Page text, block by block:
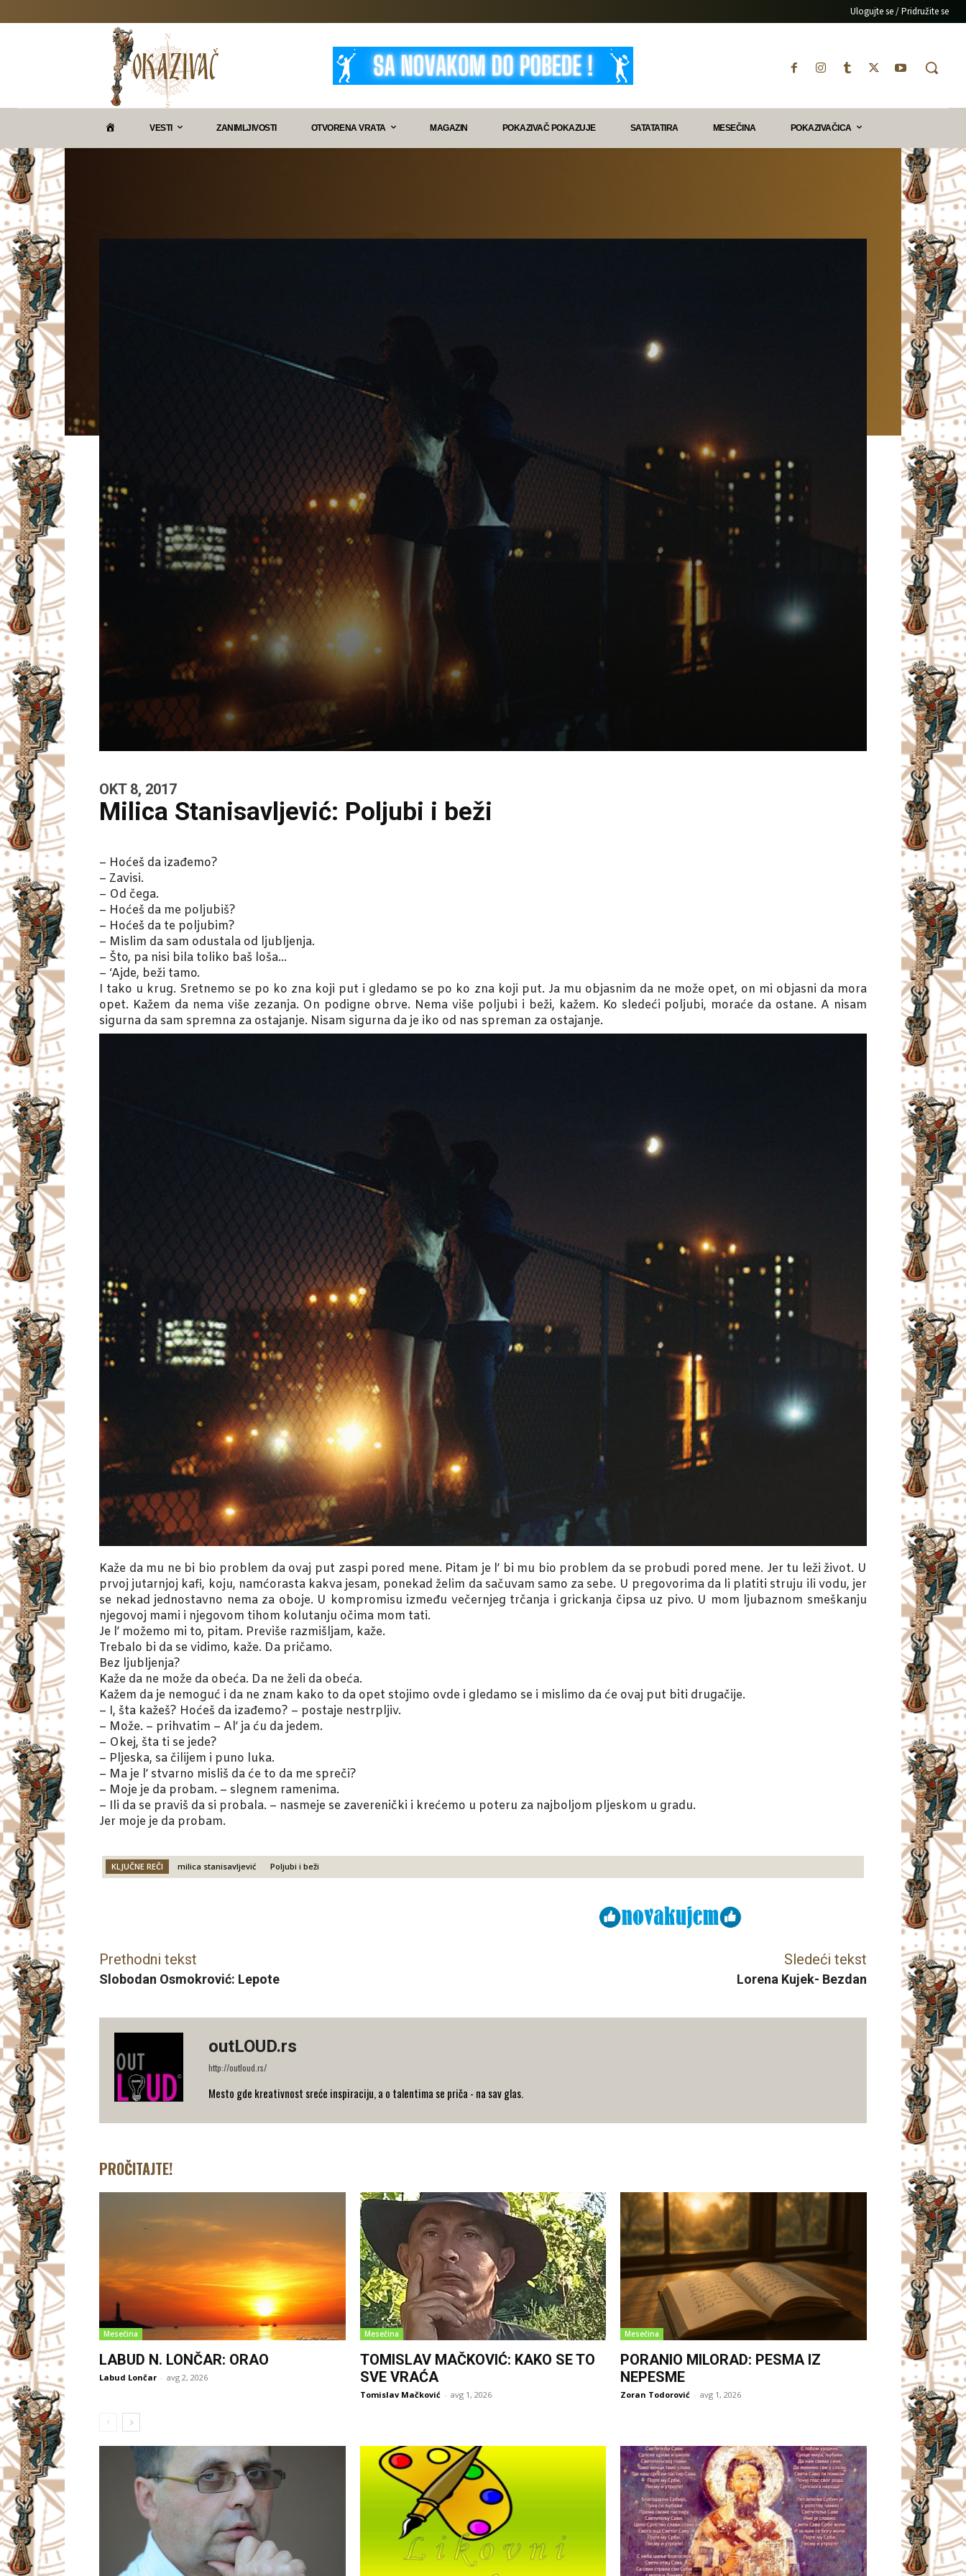
Ulogujte se / Pridružite se
VESTI ZANIMLJIVOSTI OTVORENA VRATA MAGAZIN POKAZIVAČ POKAZUJE SATATATIRA MESEČINA POKAZIVAČICA
OKT 8, 2017
Milica Stanisavljević: Poljubi i beži
– Hoćeš da izađemo?
– Zavisi.
– Od čega.
– Hoćeš da me poljubiš?
– Hoćeš da te poljubim?
– Mislim da sam odustala od ljubljenja.
– Što, pa nisi bila toliko baš loša…
– ‘Ajde, beži tamo.
I tako u krug. Sretnemo se po ko zna koji put i gledamo se po ko zna koji put. Ja mu objasnim da ne može opet, on mi objasni da mora
opet. Kažem da nema više zezanja. On podigne obrve. Nema više poljubi i beži, kažem. Ko sledeći poljubi, moraće da ostane. A nisam
sigurna da sam spremna za ostajanje. Nisam sigurna da je iko od nas spreman za ostajanje.
Kaže da mu ne bi bio problem da ovaj put zaspi pored mene. Pitam je l’ bi mu bio problem da se probudi pored mene. Jer tu leži život. U
prvoj jutarnjoj kafi, koju, namćorasta kakva jesam, ponekad želim da sačuvam samo za sebe. U pregovorima da li platiti struju ili vodu, jer
se nekad jednostavno nema za oboje. U kompromisu između večernjeg trčanja i grickanja čipsa uz pivo. U mom ljubaznom smeškanju
njegovoj mami i njegovom tihom kolutanju očima mom tati.
Je l’ možemo mi to, pitam. Previše razmišljam, kaže.
Trebalo bi da se vidimo, kaže. Da pričamo.
Bez ljubljenja?
Kaže da ne može da obeća. Da ne želi da obeća.
Kažem da je nemoguć i da ne znam kako to da opet stojimo ovde i gledamo se i mislimo da će ovaj put biti drugačije.
– I, šta kažeš? Hoćeš da izađemo? – postaje nestrpljiv.
– Može. – prihvatim – Al’ ja ću da jedem.
– Okej, šta ti se jede?
– Pljeska, sa čilijem i puno luka.
– Ma je l’ stvarno misliš da će to da me spreči?
– Moje je da probam. – slegnem ramenima.
– Ili da se praviš da si probala. – nasmeje se zaverenički i krećemo u poteru za najboljom pljeskom u gradu.
Jer moje je da probam.
KLJUČNE REČI milica stanisavljević Poljubi i beži
Prethodni tekst
Slobodan Osmokrović: Lepote
Sledeći tekst
Lorena Kujek- Bezdan
outLOUD.rs
http://outloud.rs/
Mesto gde kreativnost sreće inspiraciju, a o talentima se priča - na sav glas.
PROČITAJTE!
Mesečina
LABUD N. LONČAR: ORAO
Labud Lončar - avg 2, 2026
Mesečina
TOMISLAV MAČKOVIĆ: KAKO SE TO
SVE VRAĆA
Tomislav Mačković - avg 1, 2026
Mesečina
PORANIO MILORAD: PESMA IZ
NEPESME
Zoran Todorović - avg 1, 2026